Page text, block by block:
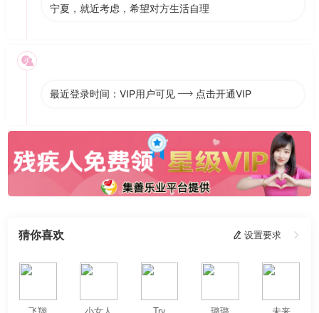
宁夏，就近考虑，希望对方生活自理

最近登录时间：VIP用户可见  点击开通VIP
猜你喜欢  设置要求 